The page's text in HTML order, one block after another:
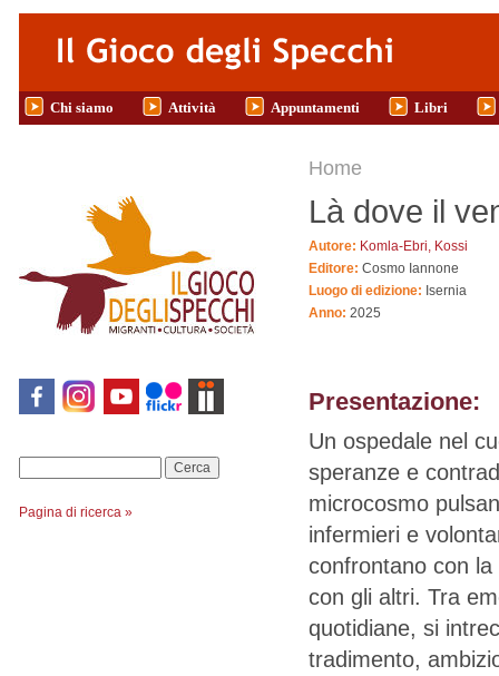
Salta al contenuto principale
Chi siamo Attività Appuntamenti Libri
Pagina di ricerca »
Tu sei qui
Home
Là dove il
Autore: Komla-Ebri, Kossi
Editore: Cosmo Iannone
Luogo di edizione: Isernia
Anno: 2025
Presentazione:
Un ospedale nel
speranze e
microcosmo
infermieri e
confrontano con
con gli altri. Tra
quotidiane, si
tradimento,